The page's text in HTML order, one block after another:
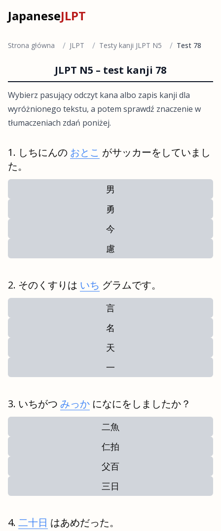
JapaneseJLPT
Strona główna / JLPT / Testy kanji JLPT N5 / Test 78
JLPT N5 – test kanji 78
Wybierz pasujący odczyt kana albo zapis kanji dla
wyróżnionego tekstu, a potem sprawdź znaczenie w
tłumaczeniach zdań poniżej.
しちにんの おとこ がサッカーをしていまし
た。
男
勇
今
慮
そのくすりは いち グラムです。
言
名
天
一
いちがつ みっか になにをしましたか？
二魚
仁拍
父百
三日
二十日 はあめだった。